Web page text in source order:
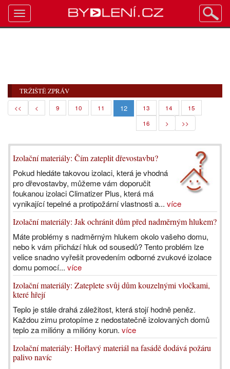
TRŽIŠTĚ ZPRÁV
<< < 9 10 11 12 13 14
15
16
> >>
Izolační materiály: Čím zateplit dřevostavbu?
Pokud hledáte takovou izolaci, která je vhodná
pro dřevostavby, můžeme vám doporučit
foukanou izolaci Climatizer Plus, která má
vynikající tepelné a protipožární vlastnosti a... více
Izolační materiály: Jak ochránit dům před nadměrným hlukem?
Máte problémy s nadměrným hlukem okolo vašeho domu,
nebo k vám přichází hluk od sousedů? Tento problém lze
velice snadno vyřešit provedením odborné zvukové izolace
domu pomocí... více
Izolační materiály: Zateplete svůj dům kouzelnými vločkami,
které hřejí
Teplo je stále drahá záležitost, která stojí hodně peněz.
Každou zimu protopíme z nedostatečně izolovaných domů
teplo za milióny a milióny korun. více
Izolační materiály: Hořlavý materiál na fasádě dodává požáru
palivo navíc
Toggle
navigation